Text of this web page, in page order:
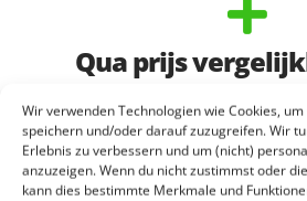
Wir verwenden Technologien wie Cookies,
speichern und/oder darauf zuzugreifen. Wir
Erlebnis zu verbessern und um (nicht)
anzuzeigen. Wenn du nicht zustimmst oder
kann dies bestimmte Merkmale und
Qua prijs